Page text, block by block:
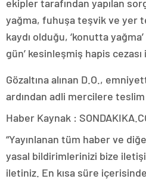
ekipler tarafından yapılan
yağma, fuhuşa teşvik ve yer
kaydı olduğu, ‘konutta
gün’ kesinleşmiş hapis
Gözaltına alınan D.O.,
ardından adli mercilere teslim
Haber Kaynak :
“Yayınlanan tüm haber ve
yasal bildirimlerinizi bize
iletiniz. En kısa süre